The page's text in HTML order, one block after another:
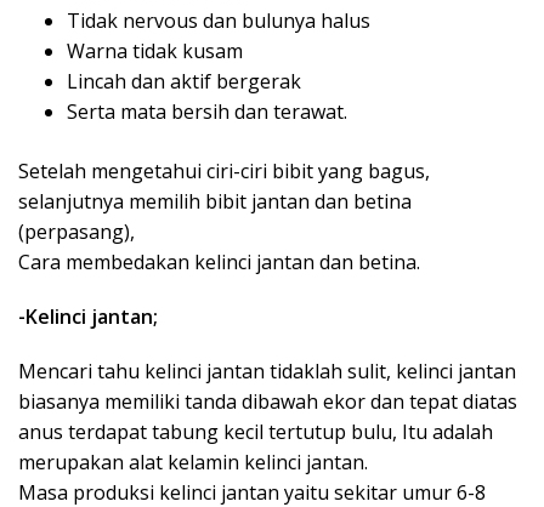
Tidak nervous dan bulunya halus
Warna tidak kusam
Lincah dan aktif bergerak
Serta mata bersih dan terawat.
Setelah mengetahui ciri-ciri bibit yang bagus,
selanjutnya memilih bibit jantan dan betina
(perpasang),
Cara membedakan kelinci jantan dan betina.
-Kelinci jantan;
Mencari tahu kelinci jantan tidaklah sulit, kelinci jantan
biasanya memiliki tanda dibawah ekor dan tepat diatas
anus terdapat tabung kecil tertutup bulu, Itu adalah
merupakan alat kelamin kelinci jantan.
Masa produksi kelinci jantan yaitu sekitar umur 6-8